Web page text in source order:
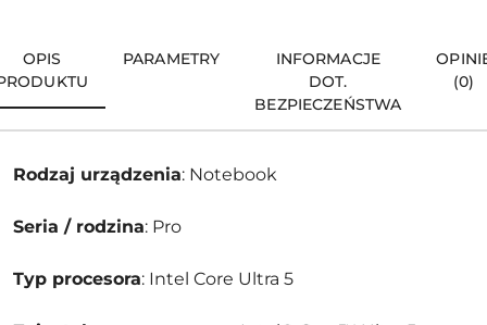
OPIS
PARAMETRY
INFORMACJE
DOT.
BEZPIECZEŃSTWA
(0)
Rodzaj urządzenia: Notebook
Seria / rodzina: Pro
Typ procesora: Intel Core Ultra 5